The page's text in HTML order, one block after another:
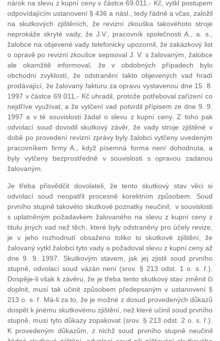
nárok na slevu z kupní ceny v částce 69.011,- Kč, vytkl postupem
odpovídajícím ustanovení § 436 a násl., tedy řádně a včas, založil
na skutkových zjištěních, že revizní zkouška takovéhoto stroje
neprokáže skryté vady, že J.V., pracovník společnosti A., a. s.,
žalobce na objevené vady telefonicky upozornil, že zakázkový list
o opravě po revizní zkoušce sepisoval J. V. s žalovaným, žalobce
ale okamžitě informoval, že v obdobných případech bylo
obchodní zvyklostí, že odstranění takto objevených vad hradí
prodávající, že žalovaný fakturu za opravu vystavenou dne 15. 8.
1997 v částce 69.011,- Kč uhradil, protože potřeboval zařízení co
nejdříve využívat, a že vytčení vad potvrdil přípisem ze dne 9. 9.
1997 a v té souvislosti žádal o slevu z kupní ceny. Z toho pak
odvolací soud dovodil skutkový závěr, že vady stroje zjištěné v
době po provedení revizní zprávy byly žalobci vytčeny uvedeným
pracovníkem firmy A., když písemná forma není dohodnuta, a
byly vytčeny bezprostředně v souvislosti s opravou zadanou
žalovaným.
Je třeba přisvědčit dovolateli, že tento skutkový stav věci si
odvolací soud neopatřil procesně korektním způsobem. Soud
prvního stupně takovéto skutkové poznatky neučinil; v souvislosti
s uplatněným požadavkem žalovaného na slevu z kupní ceny z
titulu jiných vad než těch, které byly odstraněny pro účely revize,
je v jeho rozhodnutí obsaženo toliko to skutkové zjištění, že
žalovaný vytkl žalobci tyto vady a požadoval slevu z kupní ceny až
dne 9. 9. 1997. Skutkovým stavem, jak jej zjistil soud prvního
stupně, odvolací soud vázán není (srov. § 213 odst. 1 o. s. ř.).
Dospěje-li však k závěru, že je třeba tento skutkový stav změnit či
doplnit, musí tak učinit způsobem předepsaným v ustanovení §
213 o. s. ř. Má-li za to, že je možné z dosud provedených důkazů
dospět k jinému skutkovému zjištění, než které učinil soud prvního
stupně, musí tyto důkazy zopakovat (srov. § 213 odst. 2 o. s. ř.).
K provedeným důkazům, z nichž soud prvního stupně neučinil